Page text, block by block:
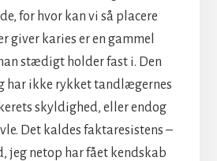
for hvor kan vi så placere
giver karies er en gammel
stædigt holder fast i. Den
har ikke rykket tandlægernes
skyldighed, eller endog
Det kaldes faktaresistens –
jeg netop har fået kendskab